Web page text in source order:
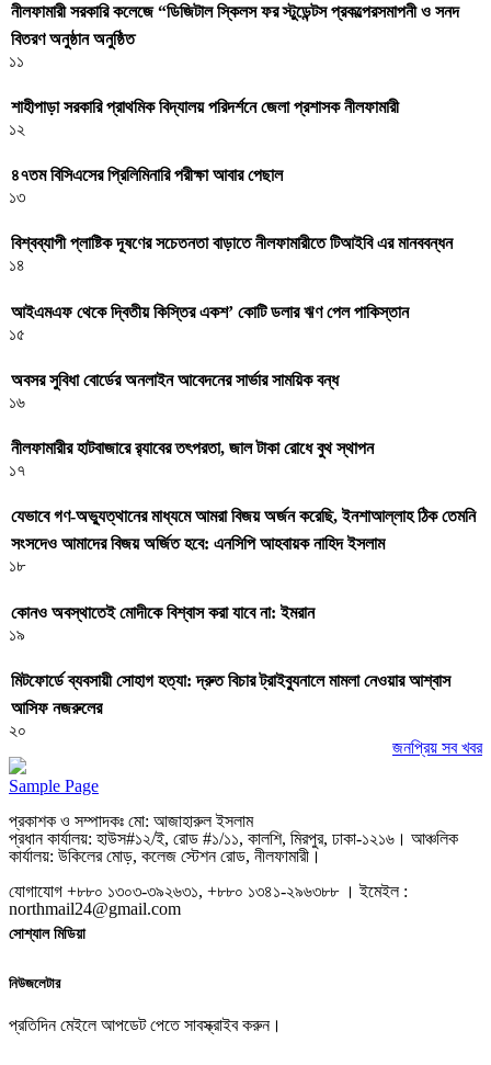
নীলফামারী সরকারি কলেজে “ডিজিটাল স্কিলস ফর স্টুডেন্টস প্রকল্পেরসমাপনী ও সনদ
বিতরণ অনুষ্ঠান অনুষ্ঠিত
১১
শাহীপাড়া সরকারি প্রাথমিক বিদ্যালয় পরিদর্শনে জেলা প্রশাসক নীলফামারী
১২
৪৭তম বিসিএসের প্রিলিমিনারি পরীক্ষা আবার পেছাল
১৩
বিশ্বব্যাপী প্লাষ্টিক দূষণের সচেতনতা বাড়াতে নীলফামারীতে টিআইবি এর মানববন্ধন
১৪
আইএমএফ থেকে দ্বিতীয় কিস্তির একশ’ কোটি ডলার ঋণ পেল পাকিস্তান
১৫
অবসর সুবিধা বোর্ডের অনলাইন আবেদনের সার্ভার সাময়িক বন্ধ
১৬
নীলফামারীর হাটবাজারে র‌্যাবের তৎপরতা, জাল টাকা রোধে বুথ স্থাপন
১৭
যেভাবে গণ-অভ্যুত্থানের মাধ্যমে আমরা বিজয় অর্জন করেছি, ইনশাআল্লাহ ঠিক তেমনি
সংসদেও আমাদের বিজয় অর্জিত হবে: এনসিপি আহবায়ক নাহিদ ইসলাম
১৮
কোনও অবস্থাতেই মোদীকে বিশ্বাস করা যাবে না: ইমরান
১৯
মিটফোর্ডে ব্যবসায়ী সোহাগ হত্যা: দ্রুত বিচার ট্রাইব্যুনালে মামলা নেওয়ার আশ্বাস
আসিফ নজরুলের
২০
জনপ্রিয় সব খবর
Sample Page
প্রকাশক ও সম্পাদকঃ মো: আজাহারুল ইসলাম
প্রধান কার্যালয়: হাউস#১২/ই, রোড #১/১১, কালশি, মিরপুর, ঢাকা-১২১৬। আঞ্চলিক
কার্যালয়: উকিলের মোড়, কলেজ স্টেশন রোড, নীলফামারী।
যোগাযোগ +৮৮০ ১৩০৩-৩৯২৬৩১, +৮৮০ ১৩৪১-২৯৬৩৮৮ । ইমেইল :
northmail24@gmail.com
সোশ্যাল মিডিয়া
নিউজলেটার
প্রতিদিন মেইলে আপডেট পেতে সাবস্ক্রাইব করুন।